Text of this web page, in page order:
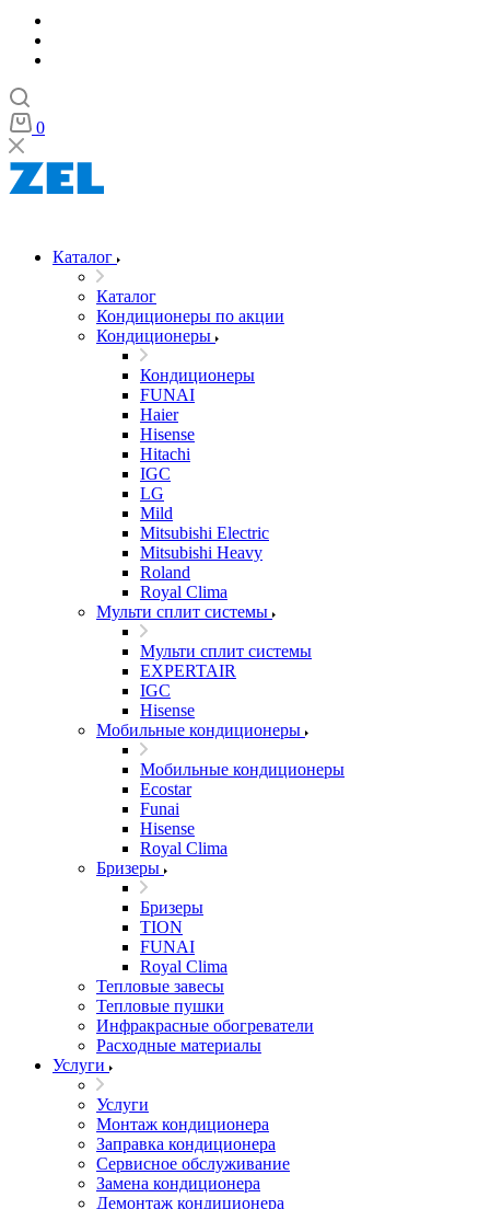
0
Каталог
Каталог
Кондиционеры по акции
Кондиционеры
Кондиционеры
FUNAI
Haier
Hisense
Hitachi
IGC
LG
Mild
Mitsubishi Electric
Mitsubishi Heavy
Roland
Royal Clima
Мульти сплит системы
Мульти сплит системы
EXPERTAIR
IGC
Hisense
Мобильные кондиционеры
Мобильные кондиционеры
Ecostar
Funai
Hisense
Royal Clima
Бризеры
Бризеры
TION
FUNAI
Royal Clima
Тепловые завесы
Тепловые пушки
Инфракрасные обогреватели
Расходные материалы
Услуги
Услуги
Монтаж кондиционера
Заправка кондиционера
Сервисное обслуживание
Замена кондиционера
Демонтаж кондиционера